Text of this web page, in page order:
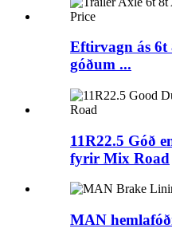
Eftirvagn ás 6t
góðum ...
11R22.5 Góð
fyrir Mix Road
MAN